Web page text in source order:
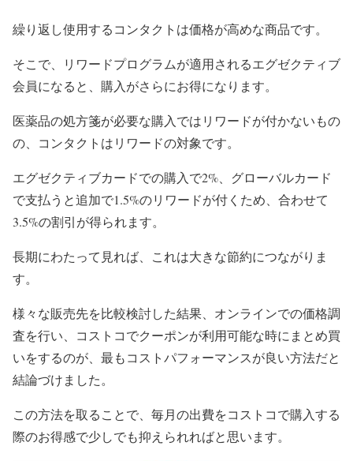
繰り返し使用するコンタクトは価格が高めな商品です。
そこで、リワードプログラムが適用されるエグゼクティブ
会員になると、購入がさらにお得になります。
医薬品の処方箋が必要な購入ではリワードが付かないもの
の、コンタクトはリワードの対象です。
エグゼクティブカードでの購入で2%、グローバルカード
で支払うと追加で1.5%のリワードが付くため、合わせて
3.5%の割引が得られます。
長期にわたって見れば、これは大きな節約につながりま
す。
様々な販売先を比較検討した結果、オンラインでの価格調
査を行い、コストコでクーポンが利用可能な時にまとめ買
いをするのが、最もコストパフォーマンスが良い方法だと
結論づけました。
この方法を取ることで、毎月の出費をコストコで購入する
際のお得感で少しでも抑えられればと思います。